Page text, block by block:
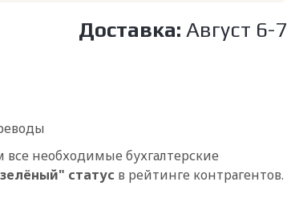
Доставка: Август 6-7
необходимые бухгалтерские
статус в рейтинге контрагентов.